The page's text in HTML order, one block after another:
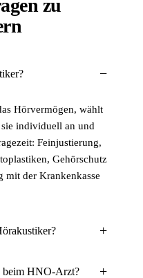
zu
Hörvermögen, wählt
sie individuell an und
Feinjustierung,
Gehörschutz
mit der Krankenkasse
beim HNO-Arzt?